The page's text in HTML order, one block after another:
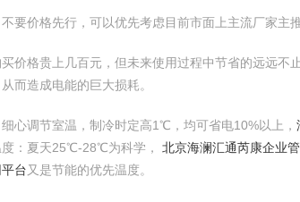
要价格先行，可以优先考虑目前市面上主流厂家主
价格贵上几百元，但未来使用过程中节省的远远
而造成电能的巨大损耗。
心调节室温，制冷时定高1℃，均可省电10%以上，
：夏天25℃-28℃为科学， 北京海澜汇通芮康企业
台又是节能的优先温度。